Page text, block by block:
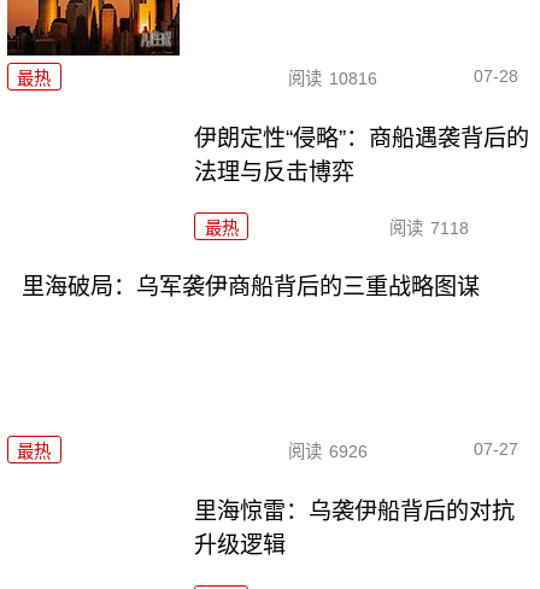
最热 阅读 10816 07-28
伊朗定性“侵略”：商船遇袭背后的
法理与反击博弈
最热 阅读 7118
里海破局：乌军袭伊商船背后的三重战略图谋
最热 阅读 6926 07-27
里海惊雷：乌袭伊船背后的对抗
升级逻辑